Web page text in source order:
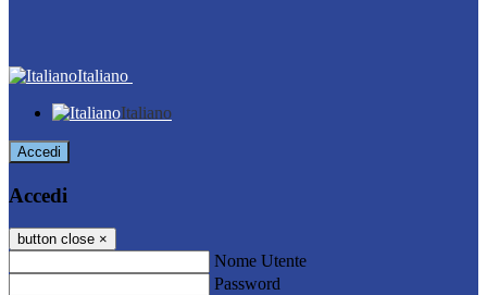
Italiano
Italiano
Accedi
Accedi
button close ×
Nome Utente
Password